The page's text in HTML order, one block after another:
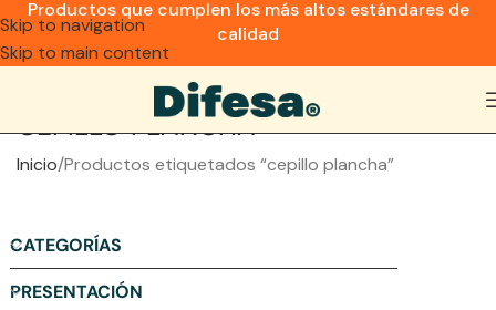
Skip to navigation
Skip to main content
CEPILLO PLANCHA
Inicio Productos etiquetados “cepillo plancha”
CATEGORÍAS
PRESENTACIÓN
Productos que cumplen los más altos estándares de
calidad